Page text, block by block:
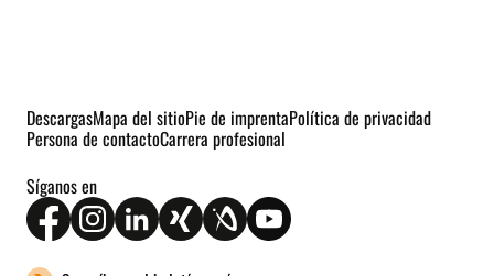
DescargasMapa del sitioPie de imprentaPolítica de privacidad
Persona de contactoCarrera profesional
Síganos en